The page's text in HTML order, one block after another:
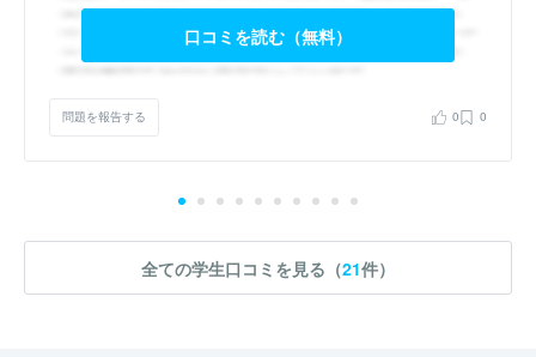
口コミを読む（無料）
問題を報告する 0 0
全ての学生口コミを見る（21件）